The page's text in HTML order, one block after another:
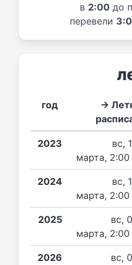
в 2:00 до
перевели
год
→
2023
вс,
марта,
2024
вс,
марта,
2025
вс,
марта,
2026 вс,